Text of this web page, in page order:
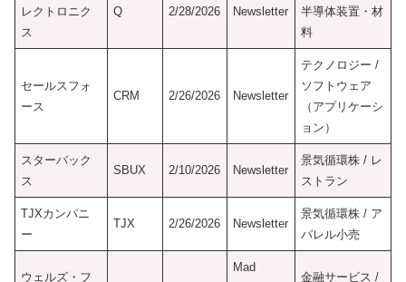
レクトロニク
ス
Q 2/28/2026 Newsletter
半導体装置・材
料
セールスフォ
ース
CRM 2/26/2026 Newsletter
テクノロジー /
ソフトウェア
（アプリケーシ
ョン）
スターバック
ス
SBUX 2/10/2026 Newsletter
景気循環株 / レ
ストラン
TJXカンパニ
ー
TJX 2/26/2026 Newsletter
景気循環株 / ア
パレル小売
ウェルズ・フ
Mad
金融サービス /